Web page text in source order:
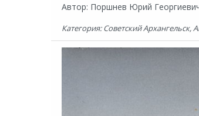
Автор: Поршнев Юрий
Категория: Советский